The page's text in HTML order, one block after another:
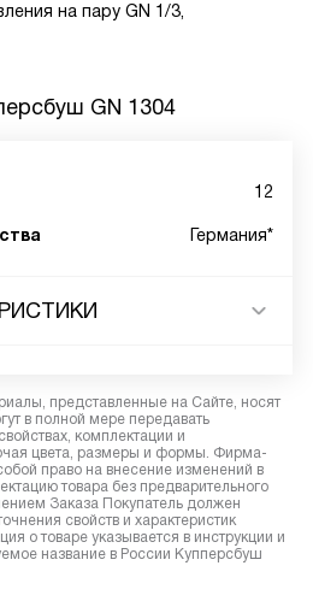
на пару GN 1/3,
GN 1304
12
Германия*
представленные на Сайте, носят
в полной мере передавать
комплектации и
цвета, размеры и формы. Фирма-
право на внесение изменений в
товара без предварительного
Заказа Покупатель должен
свойств и характеристик
о товаре указывается в инструкции и
название в России Купперсбуш